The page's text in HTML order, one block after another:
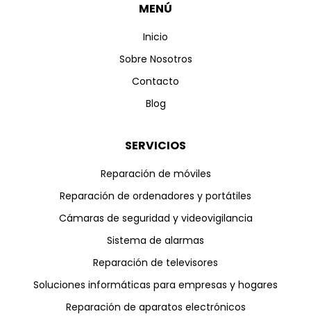
MENÚ
Inicio
Sobre Nosotros
Contacto
Blog
SERVICIOS
Reparación de móviles
Reparación de ordenadores y portátiles
Cámaras de seguridad y videovigilancia
Sistema de alarmas
Reparación de televisores
Soluciones informáticas para empresas y hogares
Reparación de aparatos electrónicos